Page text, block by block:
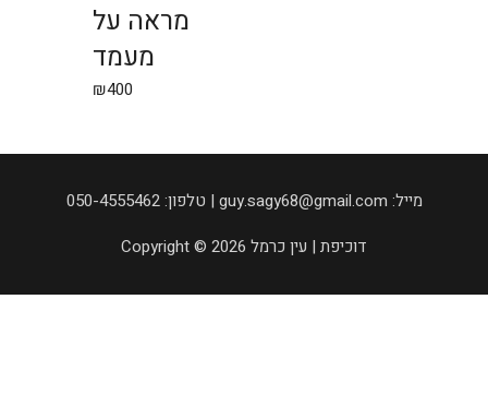
מראה על
מעמד
₪400
050-4555462 :טלפון | guy.sagy68@gmail.com :מייל
Copyright © 2026 דוכיפת | עין כרמל